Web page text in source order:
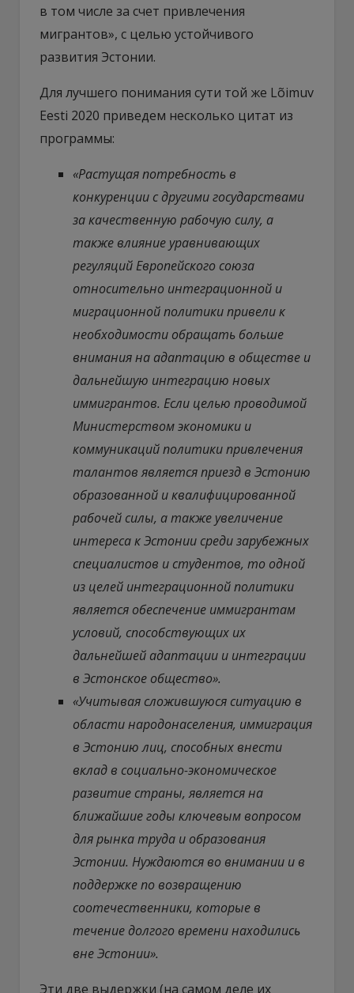
в том числе за счет привлечения
мигрантов», с целью устойчивого
развития Эстонии.
Для лучшего понимания сути той же Lõimuv
Eesti 2020 приведем несколько цитат из
программы:
«Растущая потребность в
конкуренции с другими государствами
за качественную рабочую силу, а
также влияние уравнивающих
регуляций Европейского союза
относительно интеграционной и
миграционной политики привели к
необходимости обращать больше
внимания на адаптацию в обществе и
дальнейшую интеграцию новых
иммигрантов. Если целью проводимой
Министерством экономики и
коммуникаций политики привлечения
талантов является приезд в Эстонию
образованной и квалифицированной
рабочей силы, а также увеличение
интереса к Эстонии среди зарубежных
специалистов и студентов, то одной
из целей интеграционной политики
является обеспечение иммигрантам
условий, способствующих их
дальнейшей адаптации и интеграции
в Эстонское общество».
«Учитывая сложившуюся ситуацию в
области народонаселения, иммиграция
в Эстонию лиц, способных внести
вклад в социально-экономическое
развитие страны, является на
ближайшие годы ключевым вопросом
для рынка труда и образования
Эстонии. Нуждаются во внимании и в
поддержке по возвращению
соотечественники, которые в
течение долгого времени находились
вне Эстонии».
Эти две выдержки (на самом деле их